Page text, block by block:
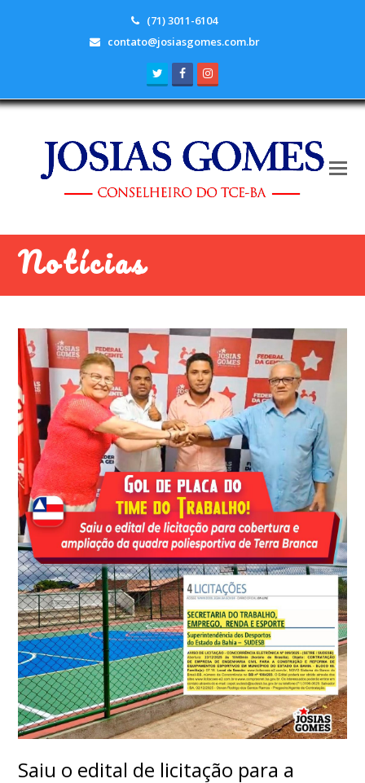
(71) 3011-6104
contato@josiasgomes.com.br
TwitterFacebook
Notícias
Saiu o edital de licitação para a